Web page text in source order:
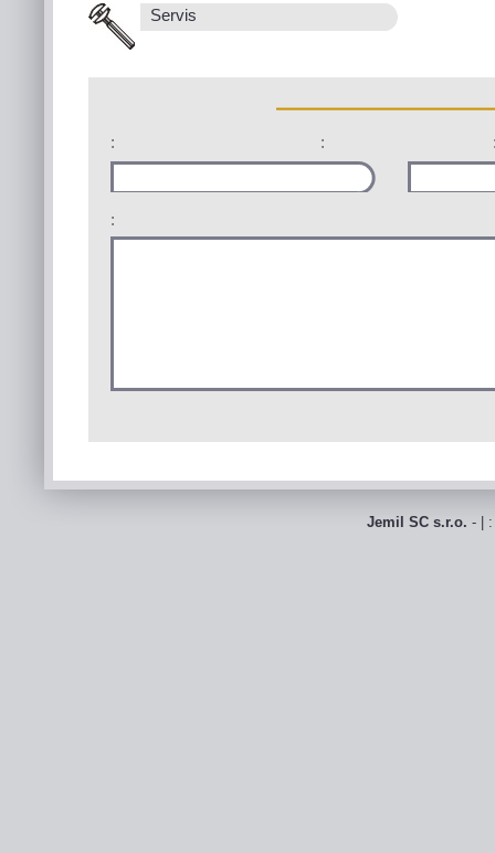
Servis
: :
:
Jemil SC s.r.o. - |